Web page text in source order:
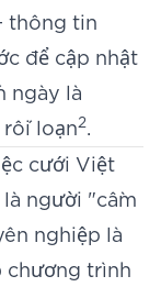
thông tin
để cập nhật
ngày là
rối loạn2.
cưới Việt
người "cầm
nghiệp là
trình